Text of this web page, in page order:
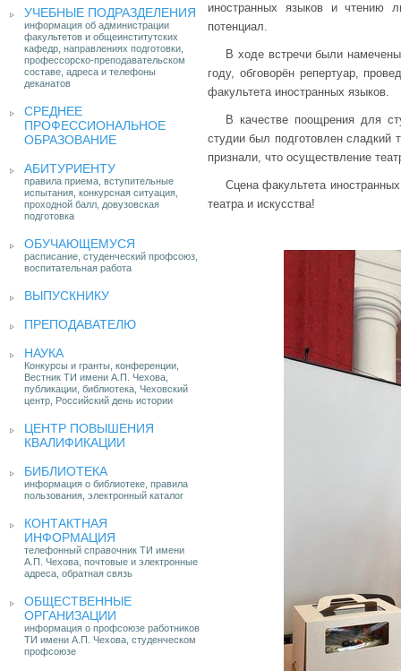
УЧЕБНЫЕ ПОДРАЗДЕЛЕНИЯ
информация об администрации
факультетов и общеинститутских
кафедр, направлениях подготовки,
профессорско-преподавательском
составе, адреса и телефоны
деканатов
СРЕДНЕЕ
ПРОФЕССИОНАЛЬНОЕ
ОБРАЗОВАНИЕ
АБИТУРИЕНТУ
правила приема, вступительные
испытания, конкурсная ситуация,
проходной балл, довузовская
подготовка
ОБУЧАЮЩЕМУСЯ
расписание, студенческий профсоюз,
воспитательная работа
ВЫПУСКНИКУ
ПРЕПОДАВАТЕЛЮ
НАУКА
Конкурсы и гранты, конференции,
Вестник ТИ имени А.П. Чехова,
публикации, библиотека, Чеховский
центр, Российский день истории
ЦЕНТР ПОВЫШЕНИЯ
КВАЛИФИКАЦИИ
БИБЛИОТЕКА
информация о библиотеке, правила
пользования, электронный каталог
КОНТАКТНАЯ
ИНФОРМАЦИЯ
телефонный справочник ТИ имени
А.П. Чехова, почтовые и электронные
адреса, обратная связь
ОБЩЕСТВЕННЫЕ
ОРГАНИЗАЦИИ
информация о профсоюзе работников
ТИ имени А.П. Чехова, студенческом
профсоюзе
иностранных языков и чтению
потенциал.
В ходе встречи были
году, обговорён репертуар,
факультета иностранных языков.
В качестве поощрения для
студии был подготовлен сладкий
признали, что осуществление
Сцена факультета
театра и искусства!